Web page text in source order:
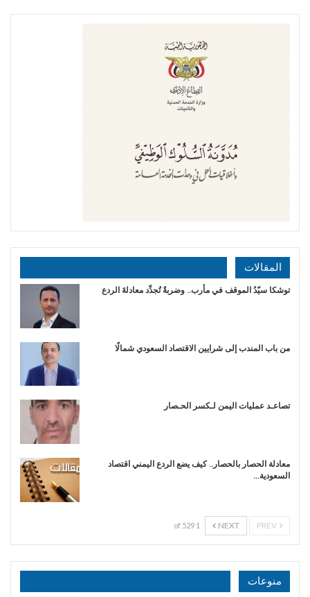
المقالات
توشكا سيّدُ الموقف في مأرب.. وضربةٌ تُجدِّد معادلةَ الردع
من باب المندب إلى شرايين الاقتصاد السعودي شمالًا
تصاعـد عمليات اليمن لـكسر الحـصار
معادلة الحصار بالحصار.. كيف يضع الردع اليمني اقتصاد
السعودية…
NEXT
1 of 529
منوعات